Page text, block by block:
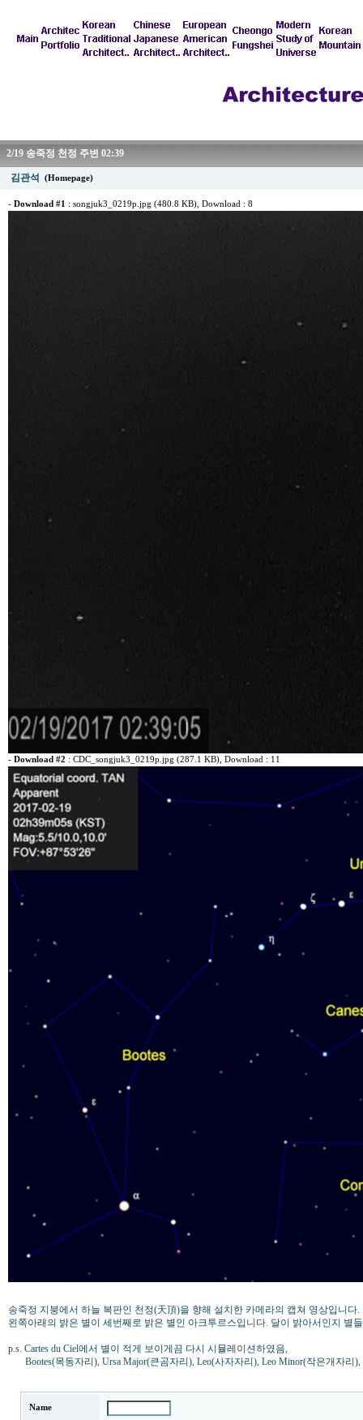
2/19 송죽정 천정 주변 02:39
김관석 (Homepage)
- Download #1 : songjuk3_0219p.jpg (480.8 KB) , Download : 8
- Download #2 : CDC_songjuk3_0219p.jpg (287.1 KB) , Download : 11
송죽정 지붕에서 하늘 복판인 천정(天頂)을 향해 설치한 카메라의 캡쳐 영상입니
왼쪽아래의 밝은 별이 세번째로 밝은 별인 아크투르스입니다. 달이 밝아서인지 별
p.s. Cartes du Ciel에서 별이 적게 보이게끔 다시 시뮬레이션하였음,
Bootes(목동자리), Ursa Major(큰곰자리), Leo(사자자리), Leo Minor(작은개자리),
Name